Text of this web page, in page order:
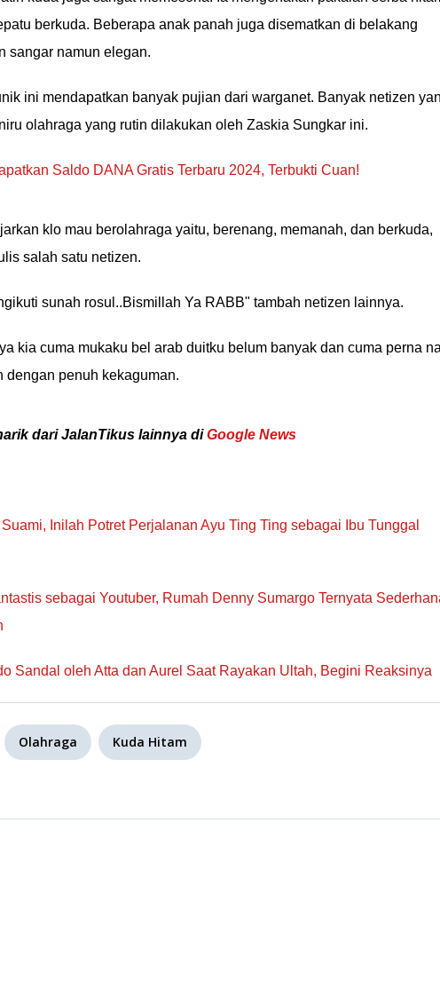
berkuda. Beberapa anak panah juga disematkan di belakang
sangar namun elegan.
ini mendapatkan banyak pujian dari warganet. Banyak netizen
olahraga yang rutin dilakukan oleh Zaskia Sungkar ini.
Saldo DANA Gratis Terbaru 2024, Terbukti Cuan!
klo mau berolahraga yaitu, berenang, memanah, dan berkuda,
salah satu netizen.
sunah rosul..Bismillah Ya RABB" tambah netizen lainnya.
kia cuma mukaku bel arab duitku belum banyak dan cuma perna
dengan penuh kekaguman.
dari JalanTikus lainnya diGoogle News
Inilah Potret Perjalanan Ayu Ting Ting sebagai Ibu Tunggal
sebagai Youtuber, Rumah Denny Sumargo Ternyata
Sandal oleh Atta dan Aurel Saat Rayakan Ultah, Begini Reaksinya
Olahraga Kuda Hitam